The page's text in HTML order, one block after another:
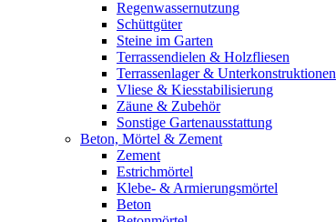
Regenwassernutzung
Schüttgüter
Steine im Garten
Terrassendielen & Holzfliesen
Terrassenlager & Unterkonstruktionen
Vliese & Kiesstabilisierung
Zäune & Zubehör
Sonstige Gartenausstattung
Beton, Mörtel & Zement
Zement
Estrichmörtel
Klebe- & Armierungsmörtel
Beton